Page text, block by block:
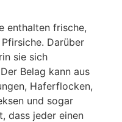
enthalten frische,
Darüber
sie sich
Belag kann aus
Haferflocken,
und sogar
dass jeder einen